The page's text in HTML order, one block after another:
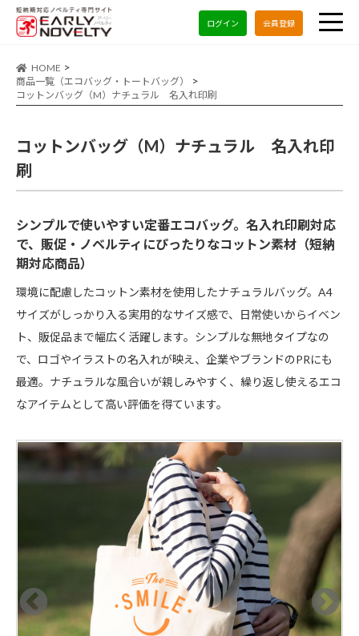
ログイン 会員登録
HOME
商品一覧（エコバッグ・トートバッグ）
コットンバッグ（M）ナチュラル 名入れ印刷
コットンバッグ（M）ナチュラル 名入れ印
刷
シンプルで使いやすい定番エコバッグ。名入れ印刷対応
で、販促・ノベルティにぴったりなコットン素材（短納
期対応商品）
環境に配慮したコットン素材を使用したナチュラルバッグ。A4
サイズがしっかり入る実用的なサイズ感で、日常使いからイベン
ト、販促品まで幅広く活躍します。シンプルな無地タイプなの
で、ロゴやイラストの名入れが映え、企業やブランドのPRにも
最適。ナチュラルな風合いが親しみやすく、繰り返し使えるエコ
なアイテムとして高い評価を得ています。